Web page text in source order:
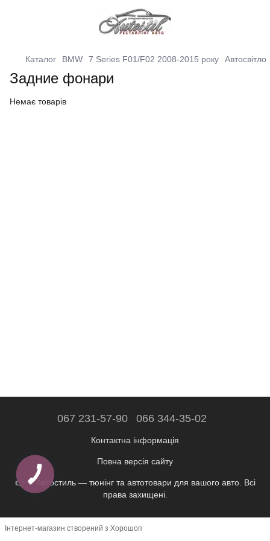
Каталог BMW 7 Series F01/F02 2008-2015 року Автосвітло
Задние фонари
Немає товарів
067 231-57-90 066 344-35-02
Контактна інформація
Повна версія сайту
👉 © Автостиль — тюнінг та автотовари для вашого авто. Всі
права захищені.
Інтернет-магазин створений з Хорошоп